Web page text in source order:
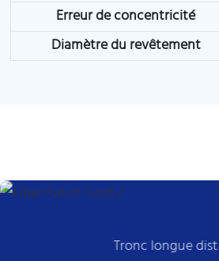
Erreur de concentricité
Diamètre du revêtement
Tronc longue